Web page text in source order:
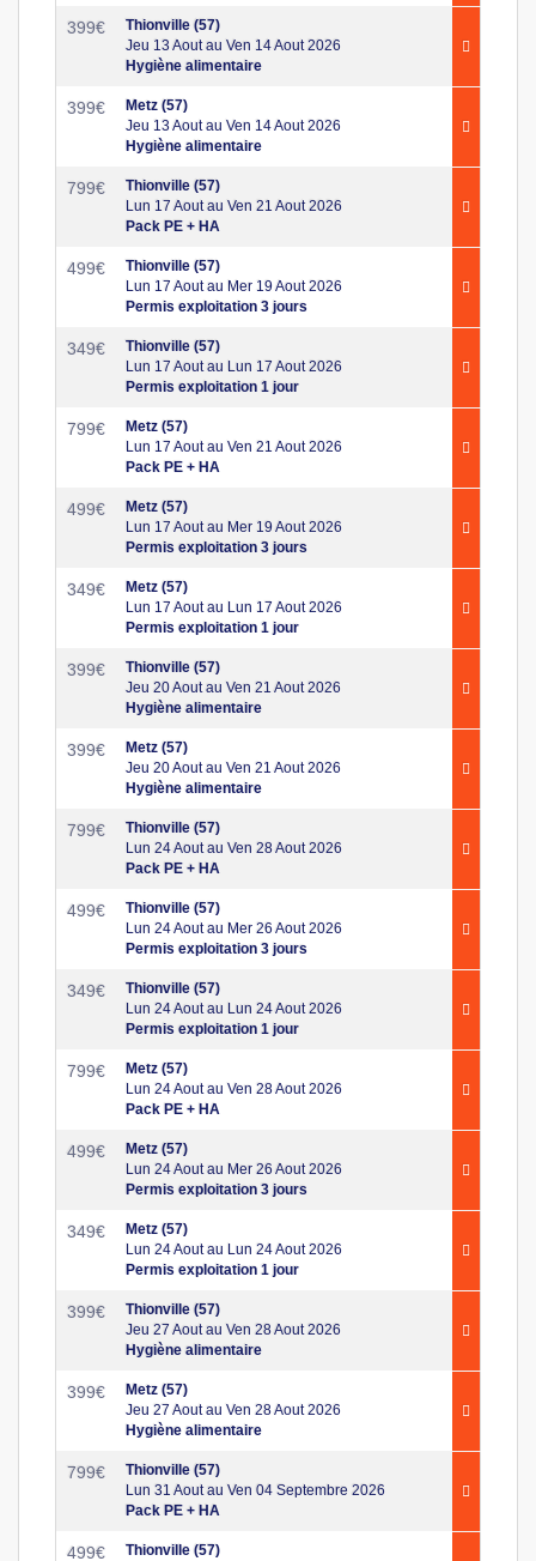
399€
Thionville (57)
Jeu 13 Aout au Ven 14 Aout 2026
Hygiène alimentaire
399€
Metz (57)
Jeu 13 Aout au Ven 14 Aout 2026
Hygiène alimentaire
799€
Thionville (57)
Lun 17 Aout au Ven 21 Aout 2026
Pack PE + HA
499€
Thionville (57)
Lun 17 Aout au Mer 19 Aout 2026
Permis exploitation 3 jours
349€
Thionville (57)
Lun 17 Aout au Lun 17 Aout 2026
Permis exploitation 1 jour
799€
Metz (57)
Lun 17 Aout au Ven 21 Aout 2026
Pack PE + HA
499€
Metz (57)
Lun 17 Aout au Mer 19 Aout 2026
Permis exploitation 3 jours
349€
Metz (57)
Lun 17 Aout au Lun 17 Aout 2026
Permis exploitation 1 jour
399€
Thionville (57)
Jeu 20 Aout au Ven 21 Aout 2026
Hygiène alimentaire
399€
Metz (57)
Jeu 20 Aout au Ven 21 Aout 2026
Hygiène alimentaire
799€
Thionville (57)
Lun 24 Aout au Ven 28 Aout 2026
Pack PE + HA
499€
Thionville (57)
Lun 24 Aout au Mer 26 Aout 2026
Permis exploitation 3 jours
349€
Thionville (57)
Lun 24 Aout au Lun 24 Aout 2026
Permis exploitation 1 jour
799€
Metz (57)
Lun 24 Aout au Ven 28 Aout 2026
Pack PE + HA
499€
Metz (57)
Lun 24 Aout au Mer 26 Aout 2026
Permis exploitation 3 jours
349€
Metz (57)
Lun 24 Aout au Lun 24 Aout 2026
Permis exploitation 1 jour
399€
Thionville (57)
Jeu 27 Aout au Ven 28 Aout 2026
Hygiène alimentaire
399€
Metz (57)
Jeu 27 Aout au Ven 28 Aout 2026
Hygiène alimentaire
799€
Thionville (57)
Lun 31 Aout au Ven 04 Septembre 2026
Pack PE + HA
499€
Thionville (57)